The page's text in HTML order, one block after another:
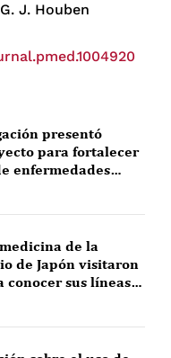
J. Houben
presentó
para fortalecer
enfermedades
peruana
de la
de Japón visitaron
conocer sus líneas